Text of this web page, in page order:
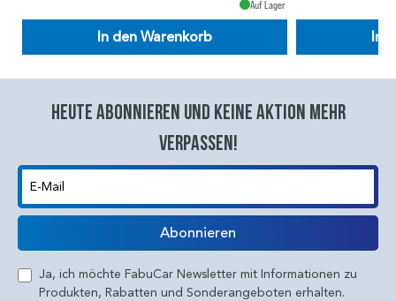
Auf Lager
In den Warenkorb In
Heute abonnieren und keine aktion mehr
verpassen!
E-Mail
Abonnieren
Ja, ich möchte FabuCar Newsletter mit Informationen zu
Produkten, Rabatten und Sonderangeboten erhalten.